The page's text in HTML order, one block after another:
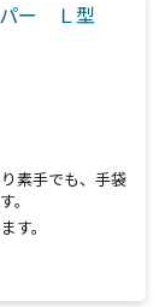
パー Ｌ型
素手でも、手袋
。
す。